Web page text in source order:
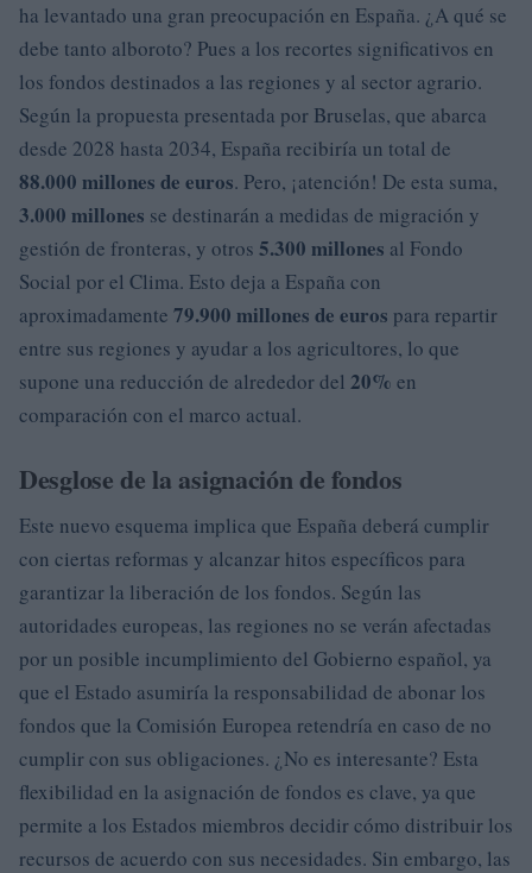
ha levantado una gran preocupación en España. ¿A qué se
debe tanto alboroto? Pues a los recortes significativos en
los fondos destinados a las regiones y al sector agrario.
Según la propuesta presentada por Bruselas, que abarca
desde 2028 hasta 2034, España recibiría un total de
88.000 millones de euros. Pero, ¡atención! De esta suma,
3.000 millones se destinarán a medidas de migración y
gestión de fronteras, y otros 5.300 millones al Fondo
Social por el Clima. Esto deja a España con
aproximadamente 79.900 millones de euros para repartir
entre sus regiones y ayudar a los agricultores, lo que
supone una reducción de alrededor del 20% en
comparación con el marco actual.
Desglose de la asignación de fondos
Este nuevo esquema implica que España deberá cumplir
con ciertas reformas y alcanzar hitos específicos para
garantizar la liberación de los fondos. Según las
autoridades europeas, las regiones no se verán afectadas
por un posible incumplimiento del Gobierno español, ya
que el Estado asumiría la responsabilidad de abonar los
fondos que la Comisión Europea retendría en caso de no
cumplir con sus obligaciones. ¿No es interesante? Esta
flexibilidad en la asignación de fondos es clave, ya que
permite a los Estados miembros decidir cómo distribuir los
recursos de acuerdo con sus necesidades. Sin embargo, las